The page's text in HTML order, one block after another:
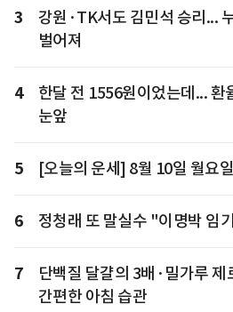
3
강원·TK서도 김민석 승리...
벌어져
4
한달 전 1556원이었는데... 환
눈앞
5 [오늘의 운세] 8월 10일 월요
6 정청래 또 말실수 "이명박 임
7
단백질 달걀의 3배·밀가루
간편한 아침 습관